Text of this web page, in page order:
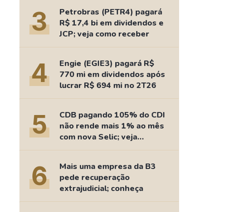
As Ações Mais Buscadas
Guia do Iniciante
3
Petrobras (PETR4) pagará
R$ 17,4 bi em dividendos e
JCP; veja como receber
4
Engie (EGIE3) pagará R$
770 mi em dividendos após
lucrar R$ 694 mi no 2T26
5
CDB pagando 105% do CDI
não rende mais 1% ao mês
com nova Selic; veja
retorno
6
Mais uma empresa da B3
pede recuperação
extrajudicial; conheça